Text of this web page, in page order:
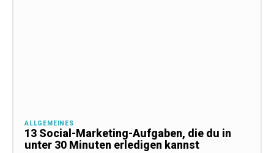
ALLGEMEINES
13 Social-Marketing-Aufgaben, die du in
unter 30 Minuten erledigen kannst